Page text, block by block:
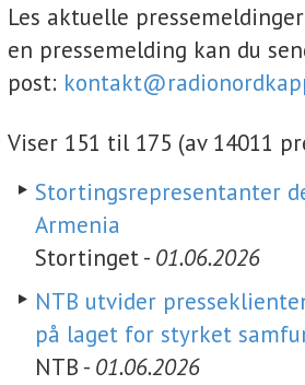
Les aktuelle
en pressemelding kan du
post:
Viser 151 til 175 (av 14011
Stortingsrepresentanter
Armenia
Stortinget - 01.06.2026
NTB utvider
på laget for styrket
NTB - 01.06.2026